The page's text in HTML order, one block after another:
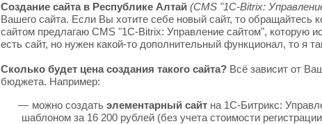
Создание сайта в Республике Алтай (CMS "1C-Bitrix:
Вашего сайта. Если Вы хотите себе новый сайт, то обращайтесь
сайтом предлагаю CMS "1C-Bitrix: Управление сайтом", которую
есть сайт, но нужен какой-то дополнительный функционал, то я
Сколько будет цена создания такого сайта? Всё зависит от
бюджета. Например:
можно создать элементарный сайт на 1С-Битрикс:
шаблоном за 16 200 рублей (без учета стоимости